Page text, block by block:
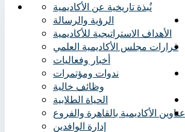
نُبذة تاريخية عن الأكاديمية
الرؤية والرسالة
الأهداف الاستراتيجية للأكاديمية
قرارات مجلس الأكاديمية العلمي
أخبار وفعاليات
ندوات ومؤتمرات
وظائف خالية
الحياة الطلابية
عناوين الأكاديمية بالقاهرة والفروع
إدارة الوافدين